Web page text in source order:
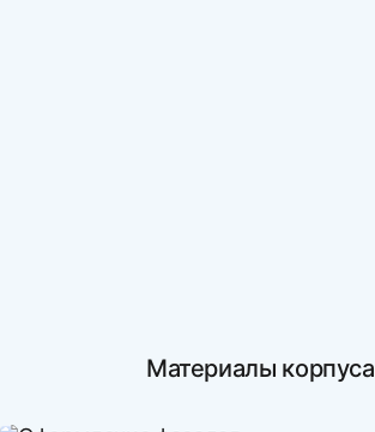
Материалы корпуса